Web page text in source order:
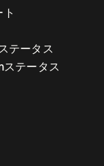
テータス
テータス